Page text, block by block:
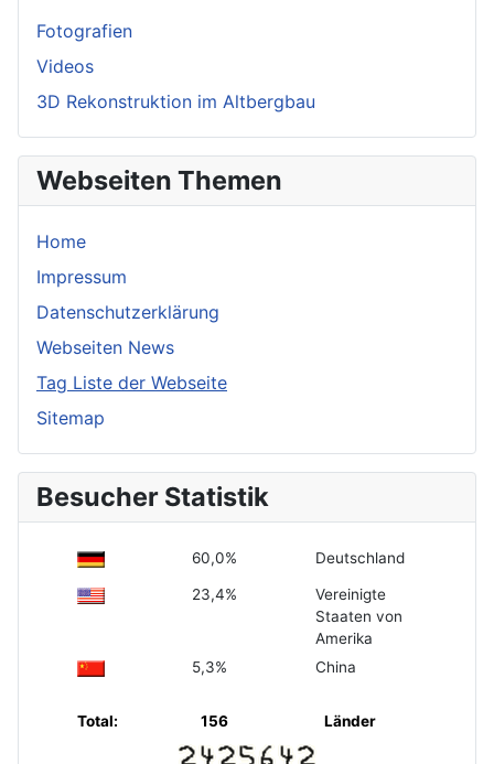
Fotografien
Videos
3D Rekonstruktion im Altbergbau
Webseiten Themen
Home
Impressum
Datenschutzerklärung
Webseiten News
Tag Liste der Webseite
Sitemap
Besucher Statistik
60,0% Deutschland
23,4%
Vereinigte
Staaten von
Amerika
5,3%
China
Total: 156 Länder